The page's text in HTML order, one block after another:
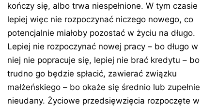
kończy się, albo trwa niespełnione. W tym czasie
lepiej więc nie rozpoczynać niczego nowego, co
potencjalnie miałoby pozostać w życiu na długo.
Lepiej nie rozpoczynać nowej pracy – bo długo w
niej nie popracuje się, lepiej nie brać kredytu – bo
trudno go będzie spłacić, zawierać związku
małżeńskiego – bo okaże się średnio lub zupełnie
nieudany. Życiowe przedsięwzięcia rozpoczęte w